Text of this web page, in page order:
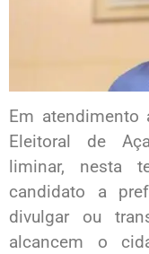
Em
Eleitoral de
liminar, nesta
candidato a
divulgar ou
alcancem o